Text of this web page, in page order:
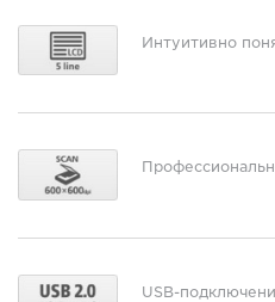
Интуитивно
USB-